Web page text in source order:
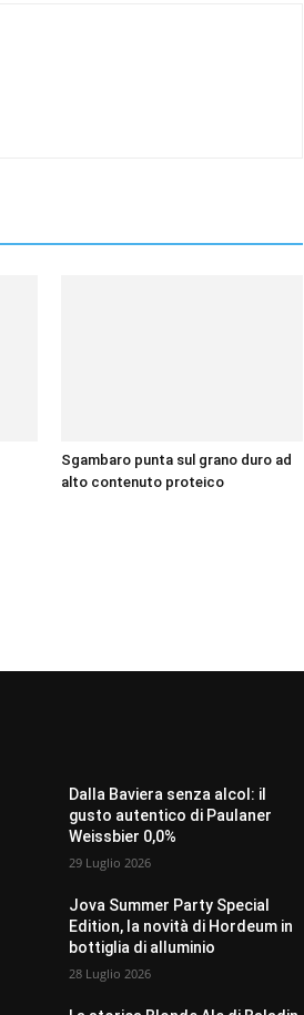
Sgambaro punta sul grano duro ad
alto contenuto proteico
Dalla Baviera senza alcol: il
gusto autentico di Paulaner
Weissbier 0,0%
29 Luglio 2026
Jova Summer Party Special
Edition, la novità di Hordeum in
bottiglia di alluminio
28 Luglio 2026